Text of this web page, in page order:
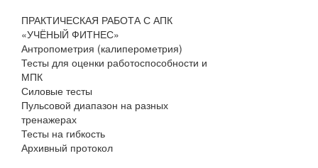
ПРАКТИЧЕСКАЯ РАБОТА С АПК
«УЧЁНЫЙ ФИТНЕС»
Антропометрия (калиперометрия)
Тесты для оценки работоспособности и
МПК
Силовые тесты
Пульсовой диапазон на разных
тренажерах
Тесты на гибкость
Архивный протокол